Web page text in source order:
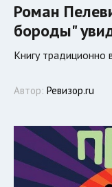
Роман
бороды"
Книгу традиционно
Автор: Ревизор.ru